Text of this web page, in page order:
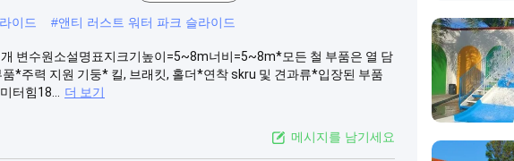
이드 #앤티 러스트 워터 파크 슬라이드
변수원소설명표지크기높이=5~8m너비=5~8m*모든 철 부품은 열 담
*주력 지원 기둥* 킬, 브래킷, 홀더*연착 skru 및 견과류*입장된 부품
터힘18...
더 보기
메시지를 남기세요